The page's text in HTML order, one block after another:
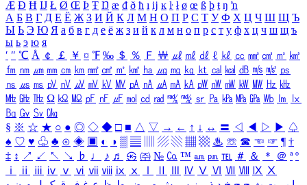
Æ Ð Ħ Ĳ Ł Ø Œ Þ Ŧ Ŋ æ đ ð ħ ı ĳ ĸ ŀ ł ø œ ß þ ŧ ŋ ŉ
А Б В Г Д Е Ё Ж З И Й К Л М Н О П Р С Т У Ф Х Ц Ч Ш Щ Ъ
Ы Ь Э Ю Я а б в г д е ё ж з и й к л м н о п р с т у ф х ц ч ш щ ъ
ы ь э ю я
′ ″ ℃ Å ￠ ￡ ￥ ¤ ℉ ‰ ＄ ％ Ｆ ￦ ㎕ ㎖ ㎗ ℓ ㎘ ㏄ ㎣ ㎤ ㎥ ㎦
㎙ ㎚ ㎛ ㎜ ㎝ ㎞ ㎟ ㎠ ㎡ ㎢ ㏊ ㎍ ㎎ ㎏ ㏏ ㎈ ㎉ ㏈ ㎧ ㎨ ㎰
㎱ ㎲ ㎳ ㎴ ㎵ ㎶ ㎷ ㎸ ㎹ ㎀ ㎁ ㎂ ㎃ ㎄ ㎺ ㎻ ㎽ ㎾ ㎿ ㎐ ㎑
㎒ ㎓ ㎔ Ω ㏀ ㏁ ㎊ ㎋ ㎌ ㏖ ㏅ ㎭ ㎮ ㎯ ㏛ ㎩ ㎪ ㎫ ㎬ ㏝ ㏐
㏓
㏃ ㏉ ㏜ ㏆
§ ※ ☆ ★ ○ ● ◎ ◇ ◆ □ ■ △ ▽ → ← ↑ ↓ ↔ 〓 ◁ ◀ ▷ ▶ ♤
♠ ♡ ♥ ♧ ♣ ⊙ ◈ ▣ ◐ ◑ ▒ ▤ ▨ ▧ ▦ ▩ ♨ ☏ ☎ ☜ ☞ ¶ †
‡ ↕ ↗ ↙ ↖ ↘ ♭ ♩ ♪ ♬ ㉿ ㈜ № ㏇ ™ ㏂ ㏘ ℡ ＃ ＆ ＊ ＠ ª º
ⅰ
ⅱ ⅲ ⅳ ⅴ ⅵ ⅶ ⅷ ⅸ ⅹ Ⅳ Ⅴ Ⅵ Ⅶ Ⅷ Ⅸ Ⅹ